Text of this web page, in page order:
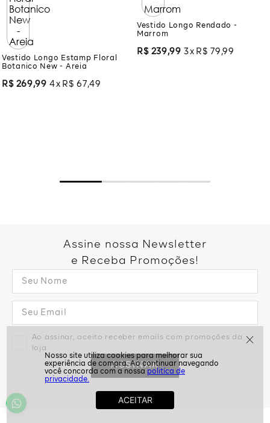
politíca de
privacidade.
Assine nossa Newsletter
e Receba Promoções!
Ao assinar, aceito receber emails com promoções da
loja
ASSINAR